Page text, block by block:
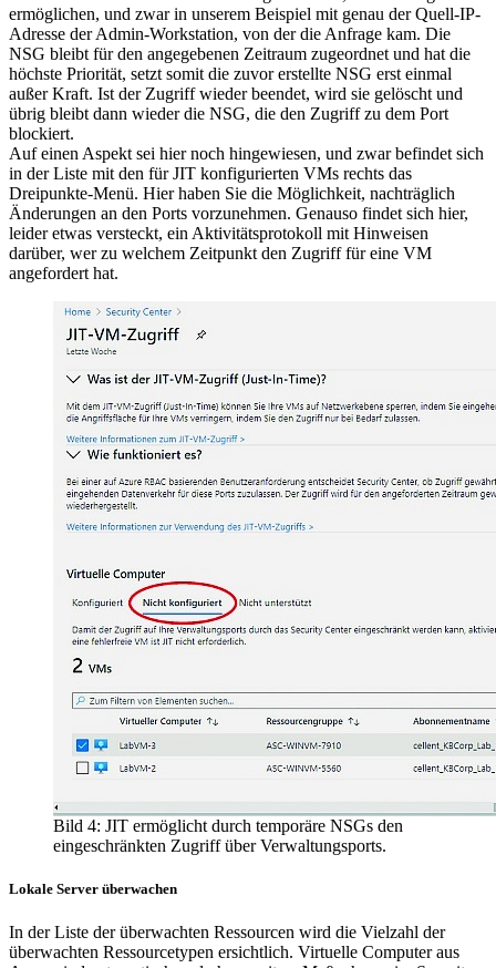
ermöglichen, und zwar in unserem Beispiel mit genau der Quell-IP-
Adresse der Admin-Workstation, von der die Anfrage kam. Die
NSG bleibt für den angegebenen Zeitraum zugeordnet und hat die
höchste Priorität, setzt somit die zuvor erstellte NSG erst einmal
außer Kraft. Ist der Zugriff wieder beendet, wird sie gelöscht und
übrig bleibt dann wieder die NSG, die den Zugriff zu dem Port
blockiert.
Auf einen Aspekt sei hier noch hingewiesen, und zwar befindet sich
in der Liste mit den für JIT konfigurierten VMs rechts das
Dreipunkte-Menü. Hier haben Sie die Möglichkeit, nachträglich
Änderungen an den Ports vorzunehmen. Genauso findet sich hier,
leider etwas versteckt, ein Aktivitätsprotokoll mit Hinweisen
darüber, wer zu welchem Zeitpunkt den Zugriff für eine VM
angefordert hat.
Bild 4: JIT ermöglicht durch temporäre NSGs den
eingeschränkten Zugriff über Verwaltungsports.
Lokale Server überwachen
In der Liste der überwachten Ressourcen wird die Vielzahl der
überwachten Ressourcetypen ersichtlich. Virtuelle Computer aus